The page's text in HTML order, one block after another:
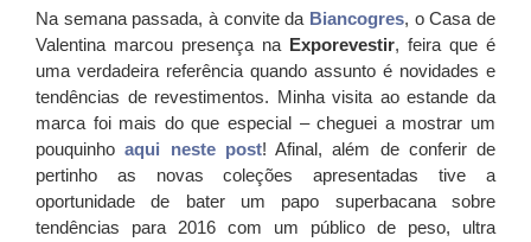
Na semana passada, à convite da Biancogres, o Casa de
Valentina marcou presença na Exporevestir, feira que é
uma verdadeira referência quando assunto é novidades e
tendências de revestimentos. Minha visita ao estande da
marca foi mais do que especial – cheguei a mostrar um
pouquinhoaqui neste post! Afinal, além de conferir de
pertinho as novas coleções apresentadas tive a
oportunidade de bater um papo superbacana sobre
tendências para 2016 com um público de peso, ultra